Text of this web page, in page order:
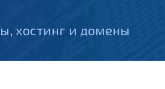
хостинг и домены